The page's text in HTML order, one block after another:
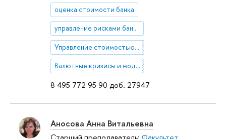
8 495 772 95 90 доб. 27947
оценка стоимости банка
управление рисками банка
Управление стоимостью предприятия
Валютные кризисы и модели динамики валютного курса
Аносова Анна Витальевна